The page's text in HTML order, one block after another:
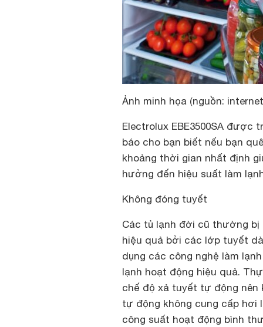
Ảnh minh họa (nguồn:
Electrolux EBE3500SA được
báo cho bạn biết nếu bạn
khoảng thời gian nhất định
hưởng đến hiệu suất làm
Không đóng tuyết
Các tủ lạnh đời cũ thường
hiệu quả bởi các lớp tuyết
dụng các công nghệ làm
lạnh hoạt động hiệu quả.
chế độ xả tuyết tự động
tự động không cung cấp
công suất hoạt động bình